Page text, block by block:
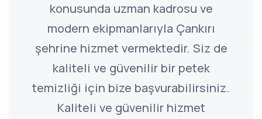
konusunda uzman kadrosu ve
modern ekipmanlarıyla Çankırı
şehrine hizmet vermektedir. Siz de
kaliteli ve güvenilir bir petek
temizliği için bize başvurabilirsiniz.
Kaliteli ve güvenilir hizmet